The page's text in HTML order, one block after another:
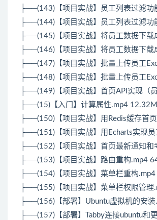
├──(143)【项目实战】员工列表过滤功
├──(144)【项目实战】员工列表过滤功
├──(145)【项目实战】将员工数据下
├──(146)【项目实战】将员工数据下
├──(147)【项目实战】批量上传员工
├──(148)【项目实战】批量上传员工
├──(149)【项目实战】首页API实现（
├──(15)【入门】计算属性.mp4 12.32M
├──(150)【项目实战】用Redis缓存首
├──(151)【项目实战】用Echarts实现
├──(152)【项目实战】首页最新通知
├──(153)【项目实战】路由重构.mp4
├──(154)【项目实战】菜单栏重构
├──(155)【项目实战】菜单栏权限管理
├──(156)【部署】Ubuntu虚拟机的安
├──(157)【部署】Tabby连接ubuntu和